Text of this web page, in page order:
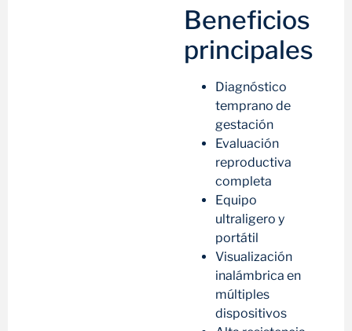
Beneficios
principales
Diagnóstico
temprano de
gestación
Evaluación
reproductiva
completa
Equipo
ultraligero y
portátil
Visualización
inalámbrica en
múltiples
dispositivos